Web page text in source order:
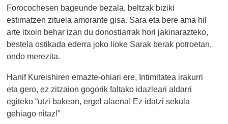
Forocochesen bageunde bezala, beltzak biziki
estimatzen zituela amorante gisa. Sara eta bere ama hil
arte itxoin behar izan du donostiarrak hori jakinarazteko,
bestela ostikada ederra joko lioke Sarak berak potroetan,
ondo merezita.
Hanif Kureishiren emazte-ohiari ere, Intimitatea irakurri
eta gero, ez zitzaion gogorik faltako idazleari aldarri
egiteko “utzi bakean, ergel alaena! Ez idatzi sekula
gehiago nitaz!”